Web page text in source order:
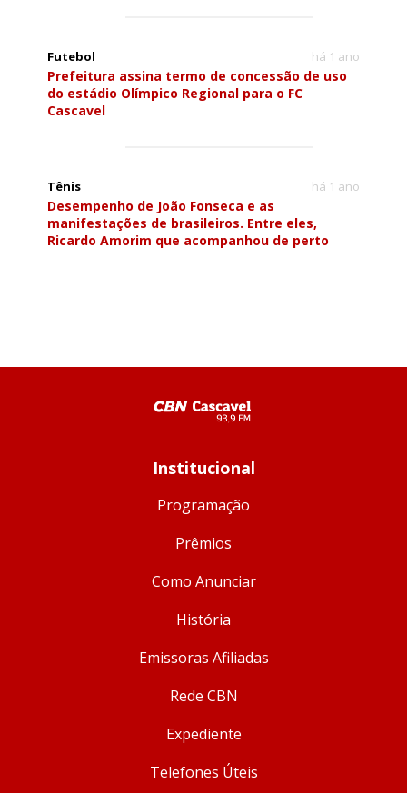
Futebol há 1 ano
Prefeitura assina termo de concessão de uso
do estádio Olímpico Regional para o FC
Cascavel
Tênis há 1 ano
Desempenho de João Fonseca e as
manifestações de brasileiros. Entre eles,
Ricardo Amorim que acompanhou de perto
Institucional
Programação
Prêmios
Como Anunciar
História
Emissoras Afiliadas
Rede CBN
Expediente
Telefones Úteis